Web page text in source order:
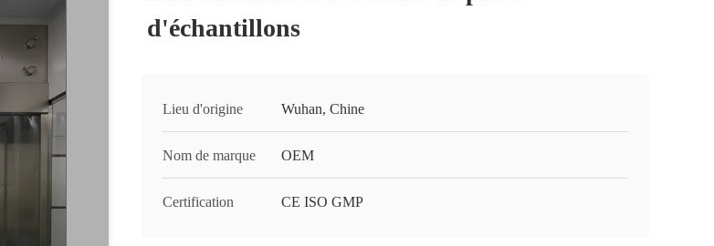
d'échantillons
Lieu d'origine Wuhan, Chine
Nom de marque OEM
Certification CE ISO GMP